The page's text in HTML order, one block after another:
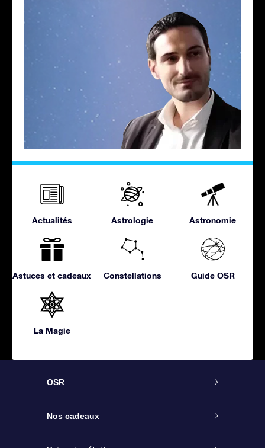
Actualités Astrologie Astronomie
Astuces et cadeaux Constellations Guide OSR
La Magie
OSR
Service
Nos cadeaux